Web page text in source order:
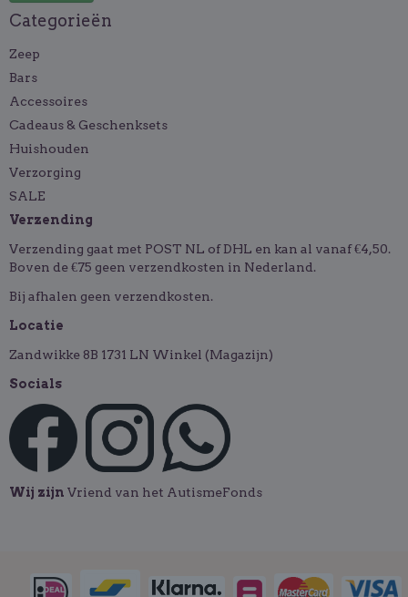
Categorieën
Zeep
Bars
Accessoires
Cadeaus & Geschenksets
Huishouden
Verzorging
SALE
Verzending
Verzending gaat met POST NL of DHL en kan al vanaf €4,50.
Boven de €75 geen verzendkosten in Nederland.
Bij afhalen geen verzendkosten.
Locatie
Zandwikke 8B 1731 LN Winkel (Magazijn)
Socials
Wij zijn Vriend van het AutismeFonds